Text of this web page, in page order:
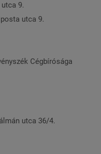
9.
utca 9.
Cégbírósága
utca 36/4.